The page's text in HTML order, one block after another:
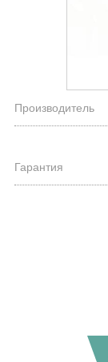
Производитель
Гарантия